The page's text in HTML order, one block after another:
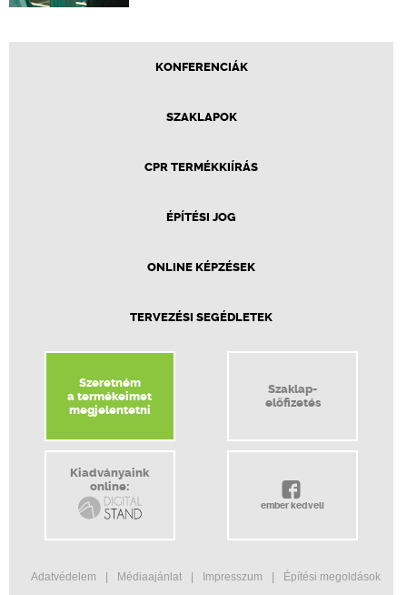
KONFERENCIÁK
SZAKLAPOK
CPR TERMÉKKIÍRÁS
ÉPÍTÉSI JOG
ONLINE KÉPZÉSEK
TERVEZÉSI SEGÉDLETEK
Szeretném
a termékeimet
megjelentetni
Szaklap-
előfizetés
Kiadványaink
online:
ember kedveli
Adatvédelem Médiaajánlat Impresszum Építési megoldások